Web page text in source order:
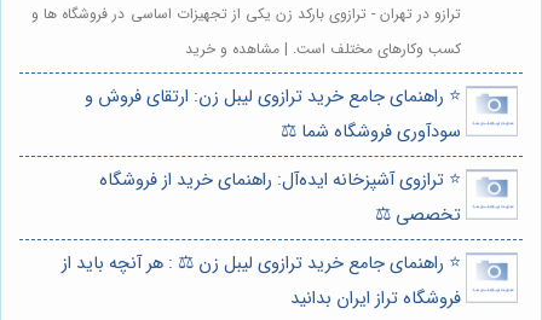
ترازو در تهران - ترازوی بارکد زن یکی از تجهیزات اساسی در فروشگاه ها و
کسب وکارهای مختلف است. | مشاهده و خرید
⭐️ راهنمای جامع خرید ترازوی لیبل زن: ارتقای فروش و
سودآوری فروشگاه شما ⚖️
⭐️ ترازوی آشپزخانه ایده‌آل: راهنمای خرید از فروشگاه
تخصصی ⚖️
⭐️ راهنمای جامع خرید ترازوی لیبل زن ⚖️ : هر آنچه باید از
فروشگاه تراز ایران بدانید